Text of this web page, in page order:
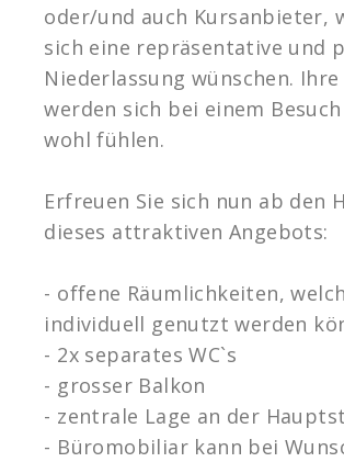
oder/und auch Kursanbieter,
sich eine repräsentative und
Niederlassung wünschen. Ihre
werden sich bei einem
wohl fühlen.
Erfreuen Sie sich nun ab den
dieses attraktiven Angebots:
- offene Räumlichkeiten,
individuell genutzt werden
- 2x separates WC`s
- grosser Balkon
- zentrale Lage an der
- Büromobiliar kann bei